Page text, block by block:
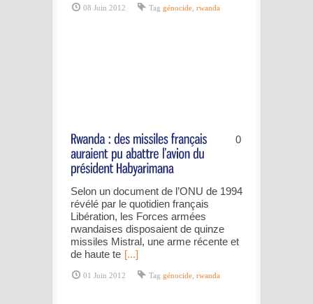
08 Juin 2012 Tag génocide, rwanda
0
Selon un document de l’ONU de 1994
révélé par le quotidien français
Libération, les Forces armées
rwandaises disposaient de quinze
missiles Mistral, une arme récente et
de haute te [...]
01 Juin 2012 Tag génocide, rwanda